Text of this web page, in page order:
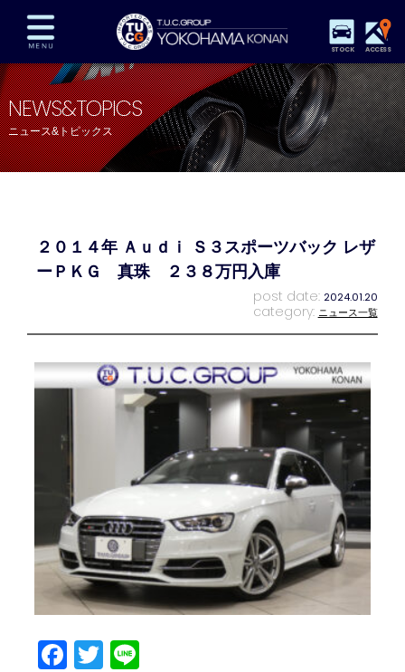
STOCK ACCESS
在庫車両情報 保証&サービス パーツリスト
TUCとは？ 店舗情報 アクセスマップ
全国納車 特別作業 注文販売
プライバシーポリシー スタッフblog
NEWS&TOPICS
ニュース&トピックス
２０１４年 Ａｕｄｉ Ｓ３スポーツバック レザ
ーＰＫＧ 真珠 ２３８万円入庫
post date: 2024.01.20
category: ニュース一覧
Facebook
Twitter